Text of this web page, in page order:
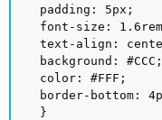
padding: 5px;
font-size:
text-align:
background: #CCC;
color: #FFF;
border-bottom:
}